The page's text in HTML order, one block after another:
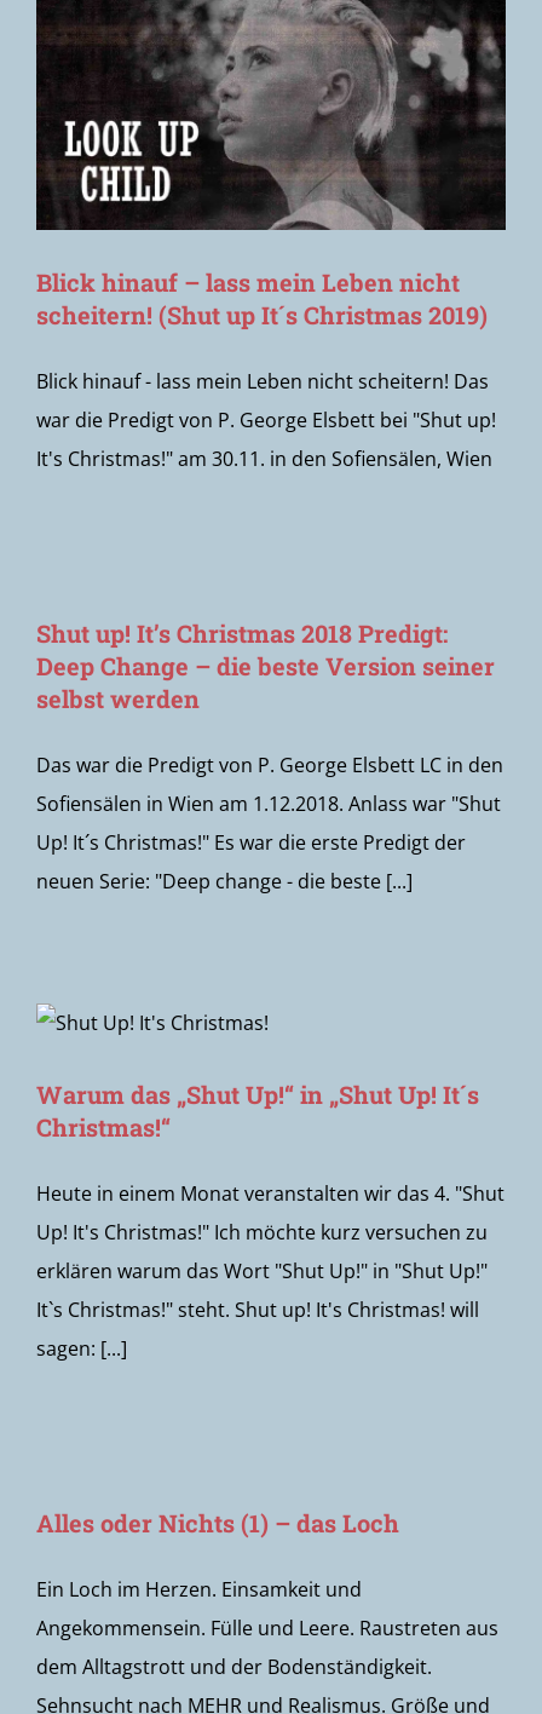
Blick hinauf – lass mein Leben nicht
scheitern! (Shut up It´s Christmas 2019)
Blick hinauf - lass mein Leben nicht scheitern! Das
war die Predigt von P. George Elsbett bei "Shut up!
It's Christmas!" am 30.11. in den Sofiensälen, Wien
Shut up! It’s Christmas 2018 Predigt:
Deep Change – die beste Version seiner
selbst werden
Das war die Predigt von P. George Elsbett LC in den
Sofiensälen in Wien am 1.12.2018. Anlass war "Shut
Up! It´s Christmas!" Es war die erste Predigt der
neuen Serie: "Deep change - die beste [...]
Warum das „Shut Up!“ in „Shut Up! It´s
Christmas!“
Heute in einem Monat veranstalten wir das 4. "Shut
Up! It's Christmas!" Ich möchte kurz versuchen zu
erklären warum das Wort "Shut Up!" in "Shut Up!"
It`s Christmas!" steht. Shut up! It's Christmas! will
sagen: [...]
Alles oder Nichts (1) – das Loch
Ein Loch im Herzen. Einsamkeit und
Angekommensein. Fülle und Leere. Raustreten aus
dem Alltagstrott und der Bodenständigkeit.
Sehnsucht nach MEHR und Realismus. Größe und